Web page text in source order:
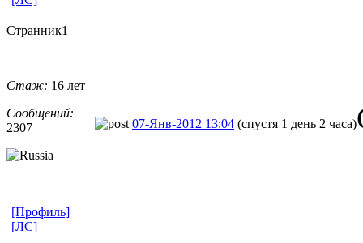
Странник1
Стаж: 16 лет
Сообщений:
2307
07-Янв-2012 13:04 (спустя 1 день 2 часа)
[Профиль]
[ЛС]